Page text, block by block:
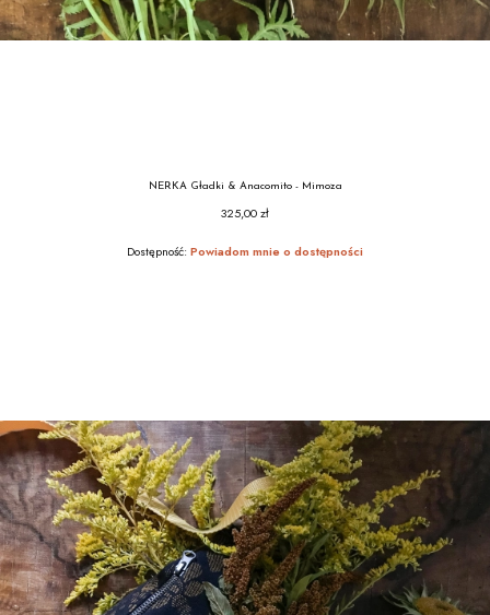
NERKA Gładki & Anacomito - Mimoza
Cena
325,00 zł
Dostępność: Powiadom mnie o dostępności